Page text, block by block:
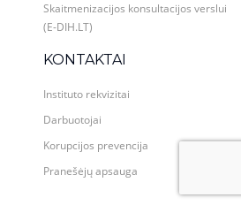
Skaitmenizacijos konsultacijos verslui
(E-DIH.LT)
KONTAKTAI
Instituto rekvizitai
Darbuotojai
Korupcijos prevencija
Pranešėjų apsauga